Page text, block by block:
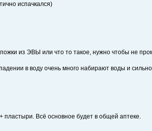
испачкался)
из ЭВЫ или что то такое, нужно чтобы не
в воду очень много набирают воды и
пластыри. Всё основное будет в общей аптеке.